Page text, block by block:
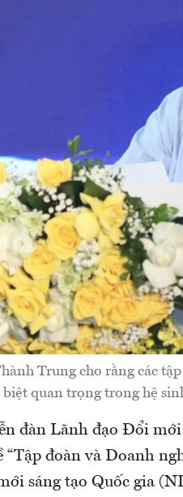
Trung cho rằng các
biệt quan trọng trong hệ
đàn Lãnh đạo Đổi mới
“Tập đoàn và Doanh
sáng tạo Quốc gia